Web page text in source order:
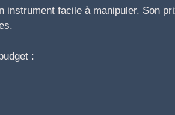
instrument facile à manipuler. Son
: